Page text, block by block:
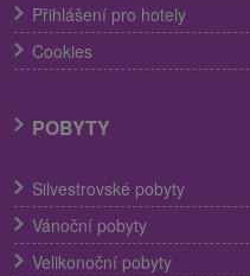
Přihlášení pro hotely
Cookies
POBYTY
Silvestrovské pobyty
Vánoční pobyty
Velikonoční pobyty